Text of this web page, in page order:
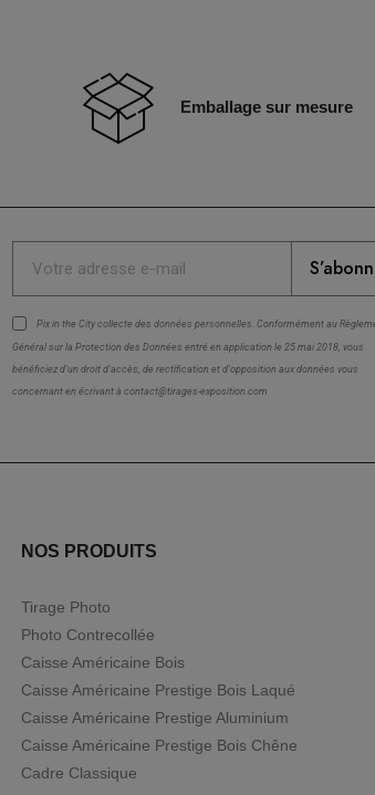
Emballage sur mesure
Pix in the City collecte des données personnelles . Conformément au
Général sur la Protection des Données entré en application le 25 mai 2018, vous
bénéficiez d'un droit d'accès, de rectification et d'opposition aux données vous
concernant en écrivant à contact@tirages-exposition.com
NOS PRODUITS
Tirage Photo
Photo Contrecollée
Caisse Américaine Bois
Caisse Américaine Prestige Bois Laqué
Caisse Américaine Prestige Aluminium
Caisse Américaine Prestige Bois Chêne
Cadre Classique